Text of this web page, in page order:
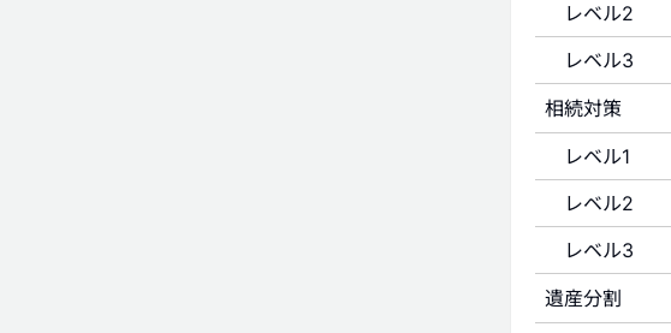
レベル2
レベル3
相続対策
レベル1
レベル2
レベル3
遺産分割